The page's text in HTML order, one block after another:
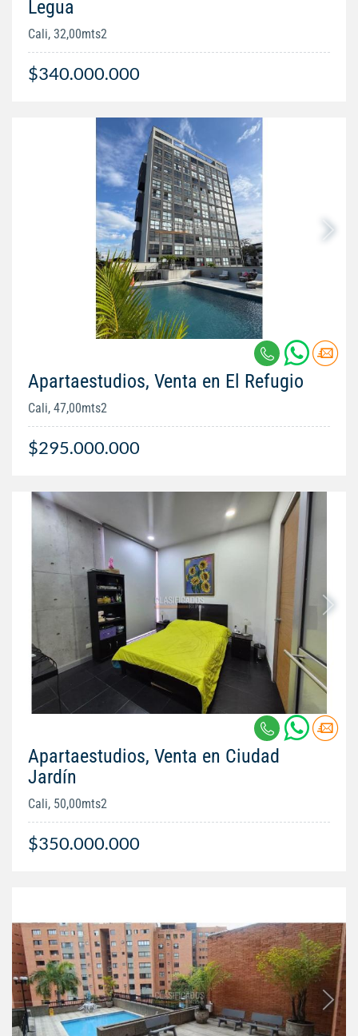
Legua
Cali, 32,00mts2
$340.000.000
Apartaestudios, Venta en El Refugio
Cali, 47,00mts2
$295.000.000
Apartaestudios, Venta en Ciudad
Jardín
Cali, 50,00mts2
$350.000.000